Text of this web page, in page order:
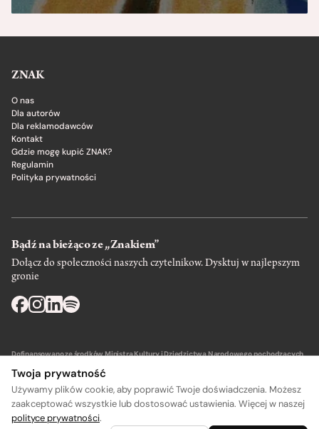
ZNAK
O nas
Dla autorów
Dla reklamodawców
Kontakt
Gdzie mogę kupić ZNAK?
Regulamin
Polityka prywatności
Bądź na bieżąco ze „Znakiem”
Dołącz do społeczności naszych czytelnikow. Dysktuj w najlepszym
gronie
Dofinansowano ze środków Ministra Kultury i Dziedzictwa Narodowego pochodzących
Twoja prywatność
Używamy plików cookie, aby poprawić Twoje doświadczenia. Możesz
zaakceptować wszystkie lub dostosować ustawienia. Więcej w naszej
polityce prywatności.